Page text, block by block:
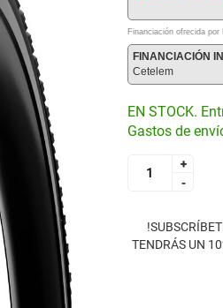
Financiación ofrecida
FINANCIACIÓN
Cetelem
EN STOCK.
Gastos de
+
-
+
-
TENDRÁS UN